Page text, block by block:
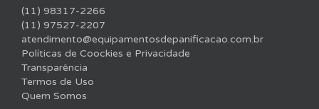
(11) 98317-2266
(11) 97527-2207
atendimento@equipamentosdepanificacao.com.br
Políticas de Coockies e Privacidade
Transparência
Termos de Uso
Quem Somos